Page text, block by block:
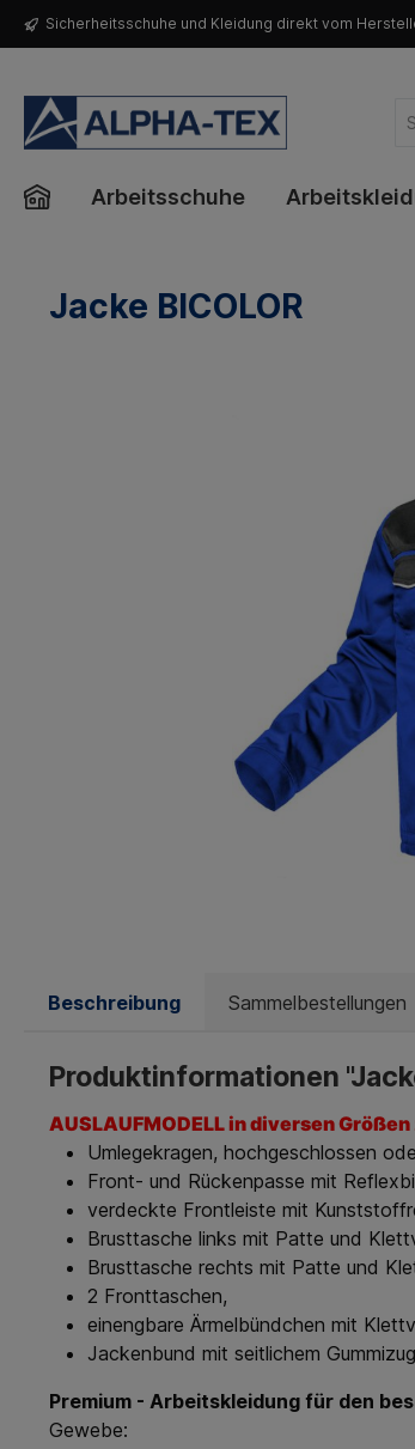
Sicherheitsschuhe und Kleidung direkt vom
Arbeitsschuhe
Jacke BICOLOR
Beschreibung Sammelbestellungen
Produktinformationen
AUSLAUFMODELL in diversen
Umlegekragen, hochgeschlossen
Front- und Rückenpasse mit
verdeckte Frontleiste mit
Brusttasche links mit Patte und
Brusttasche rechts mit Patte und
2 Fronttaschen,
einengbare Ärmelbündchen mit
Jackenbund mit seitlichem
Premium - Arbeitskleidung für den
Gewebe: